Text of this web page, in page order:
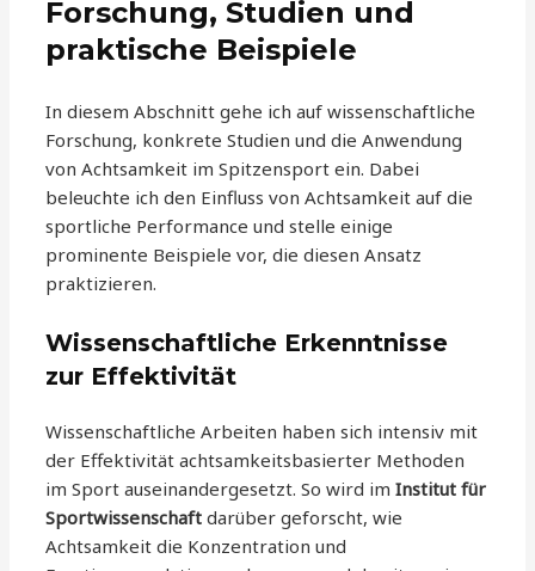
Forschung, Studien und
praktische Beispiele
In diesem Abschnitt gehe ich auf wissenschaftliche
Forschung, konkrete Studien und die Anwendung
von Achtsamkeit im Spitzensport ein. Dabei
beleuchte ich den Einfluss von Achtsamkeit auf die
sportliche Performance und stelle einige
prominente Beispiele vor, die diesen Ansatz
praktizieren.
Wissenschaftliche Erkenntnisse
zur Effektivität
Wissenschaftliche Arbeiten haben sich intensiv mit
der Effektivität achtsamkeitsbasierter Methoden
im Sport auseinandergesetzt. So wird imInstitut für
Sportwissenschaft darüber geforscht, wie
Achtsamkeit die Konzentration und